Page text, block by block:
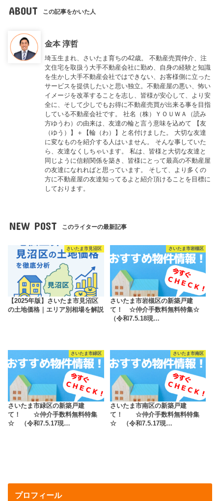
ABOUT この記事をかいた人
金本 淳哲
埼玉生まれ、さいたま育ちの42歳。 不動産売買仲介、注
文住宅を取扱う大手不動産会社に勤め、自身の経験と知識
を生かし大手不動産会社ではできない、お客様側に立った
サービスを提供したいと思い独立。不動産屋の悪い、怖い
イメージを改革することを志し、皆様が安心して、より安
全に、そして少しでもお得に不動産売買が出来る事を目指
している不動産会社です。 社名（株）ＹＯＵＷＡ（読み
方ゆうわ）の由来は、友達の輪と言う意味を込めて 【友
（ゆう）】＋【輪（わ）】と名付けました。 大切な友達
に変なものを紹介する人はいません。 そんな事していた
ら、友達なくしちゃいます。 私は、皆様と大切な友達と
同じように信頼関係を築き、皆様にとって最高の不動産屋
の友達になれればと思っています。 そして、より多くの
方に不動産屋の友達知ってるよと紹介頂けることを目標に
しております。
NEW POST このライターの最新記事
さいたま市見沼区
【2025年版】さいたま市見沼区
の土地価格｜エリア別相場を解説
さいたま市岩槻区
さいたま市岩槻区の新築戸建
て！ ☆仲介手数料無料特集☆
（令和7.5.18現…
さいたま市緑区
さいたま市緑区の新築戸建
て！ ☆仲介手数料無料特集
☆ （令和7.5.17現…
さいたま市南区
さいたま市南区の新築戸建
て！ ☆仲介手数料無料特集
☆ （令和7.5.17現…
プロフィール